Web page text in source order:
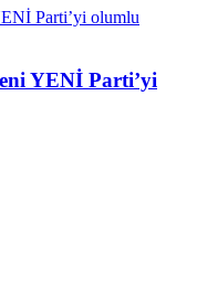
YENİ Parti’yi